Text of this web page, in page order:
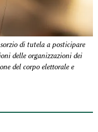
di tutela a posticipare
delle organizzazioni dei
del corpo elettorale e